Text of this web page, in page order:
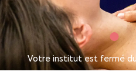
Votre institut est fermé